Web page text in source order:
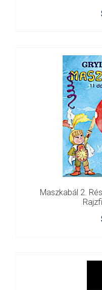
Maszkabál 2.